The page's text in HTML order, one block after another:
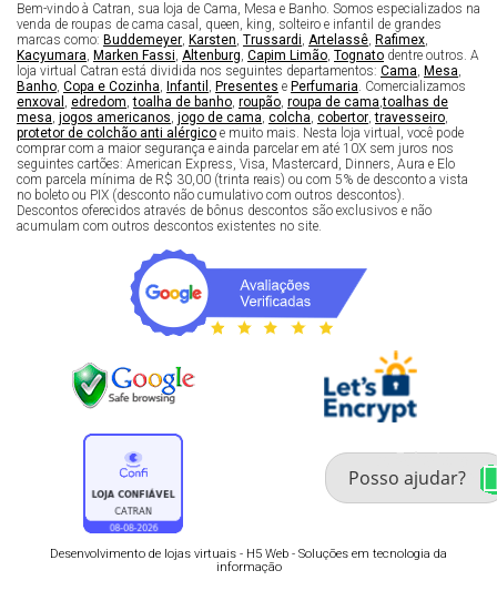
Bem-vindo à Catran, sua loja de Cama, Mesa e Banho. Somos especializados na
venda de roupas de cama casal, queen, king, solteiro e infantil de grandes
marcas como: Buddemeyer, Karsten, Trussardi, Artelassê, Rafimex,
Kacyumara, Marken Fassi, Altenburg, Capim Limão, Tognato dentre outros. A
loja virtual Catran está dividida nos seguintes departamentos: Cama, Mesa,
Banho, Copa e Cozinha, Infantil , Presentes e Perfumaria. Comercializamos
enxoval , edredom,toalha de banho, roupão, roupa de cama,toalhas de
mesa, jogos americanos, jogo de cama, colcha, cobertor,travesseiro,
protetor de colchão anti alérgico e muito mais. Nesta loja virtual, você pode
comprar com a maior segurança e ainda parcelar em até 10X sem juros nos
seguintes cartões: American Express, Visa, Mastercard, Dinners, Aura e Elo
com parcela mínima de R$ 30,00 (trinta reais) ou com 5% de desconto a vista
no boleto ou PIX (desconto não cumulativo com outros descontos).
Descontos oferecidos através de bônus descontos são exclusivos e não
acumulam com outros descontos existentes no site.
Desenvolvimento de lojas virtuais - H5 Web - Soluções em tecnologia da
informação
Fale com um especialista
enxoval